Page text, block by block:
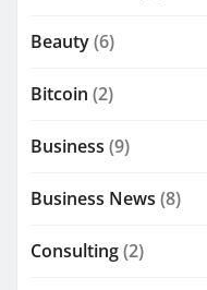
Beauty(6)
Bitcoin (2)
Business (9)
Business News (8)
Consulting(2)